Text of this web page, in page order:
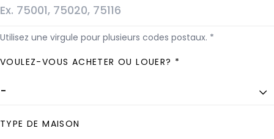
Utilisez une virgule pour plusieurs codes postaux. *
VOULEZ-VOUS ACHETER OU LOUER? *
TYPE DE MAISON